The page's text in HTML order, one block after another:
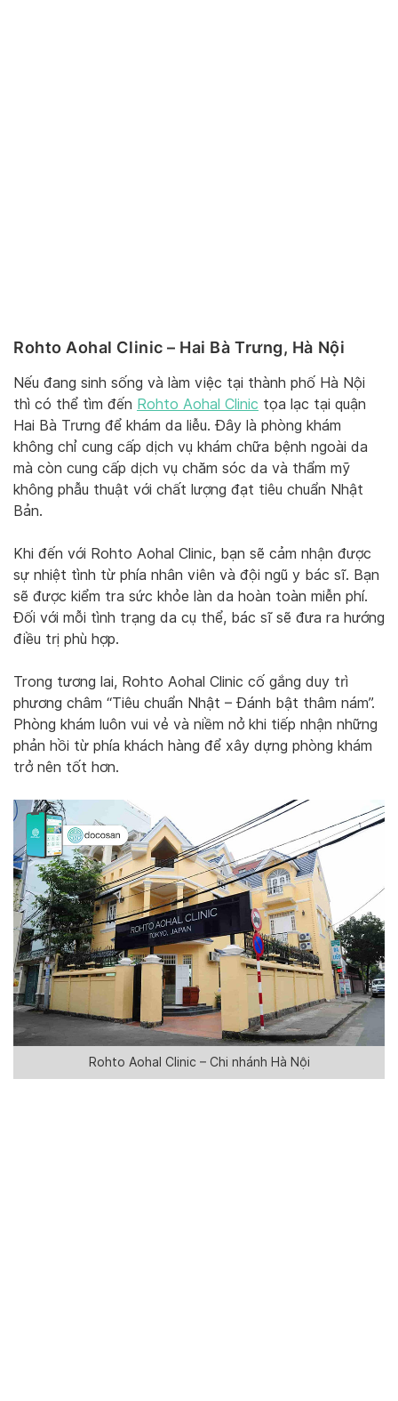
Rohto Aohal Clinic – Hai Bà Trưng, Hà Nội
Nếu đang sinh sống và làm việc tại thành phố Hà Nội
thì có thể tìm đến Rohto Aohal Clinic tọa lạc tại quận
Hai Bà Trưng để khám da liễu. Đây là phòng khám
không chỉ cung cấp dịch vụ khám chữa bệnh ngoài da
mà còn cung cấp dịch vụ chăm sóc da và thẩm mỹ
không phẫu thuật với chất lượng đạt tiêu chuẩn Nhật
Bản.
Khi đến với Rohto Aohal Clinic, bạn sẽ cảm nhận được
sự nhiệt tình từ phía nhân viên và đội ngũ y bác sĩ. Bạn
sẽ được kiểm tra sức khỏe làn da hoàn toàn miễn phí.
Đối với mỗi tình trạng da cụ thể, bác sĩ sẽ đưa ra hướng
điều trị phù hợp.
Trong tương lai, Rohto Aohal Clinic cố gắng duy trì
phương châm “Tiêu chuẩn Nhật – Đánh bật thâm nám”.
Phòng khám luôn vui vẻ và niềm nở khi tiếp nhận những
phản hồi từ phía khách hàng để xây dựng phòng khám
trở nên tốt hơn.
Rohto Aohal Clinic – Chi nhánh Hà Nội